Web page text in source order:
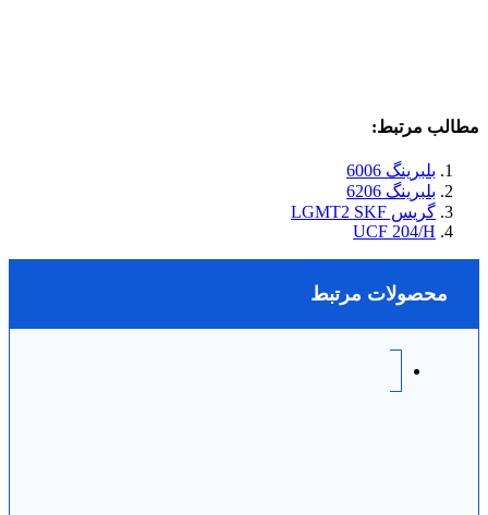
مطالب مرتبط:
بلبرینگ 6006
بلبرینگ 6206
گریس LGMT2 SKF
UCF 204/H
محصولات مرتبط